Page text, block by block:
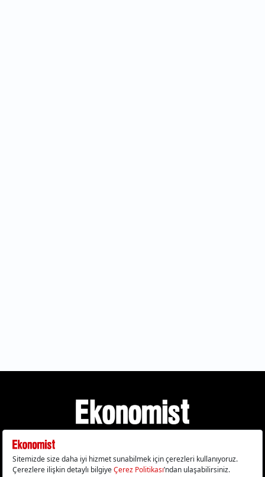
Gizlilik Politikası Çerez Politikası Çerezleri Sıfırla